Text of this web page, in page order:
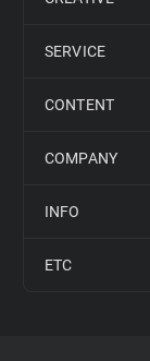
SERVICE
CONTENT
COMPANY
INFO
ETC